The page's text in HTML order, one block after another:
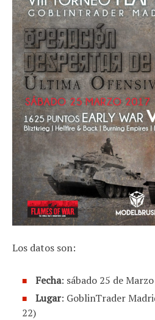
Los datos son:
Fecha: sábado 25 de
Lugar: GoblinTrader
22)